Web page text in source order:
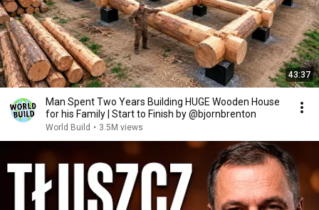
43:37
Man Spent Two Years Building HUGE Wooden House
for his Family | Start to Finish by @bjornbrenton
World Build • 3.5M views